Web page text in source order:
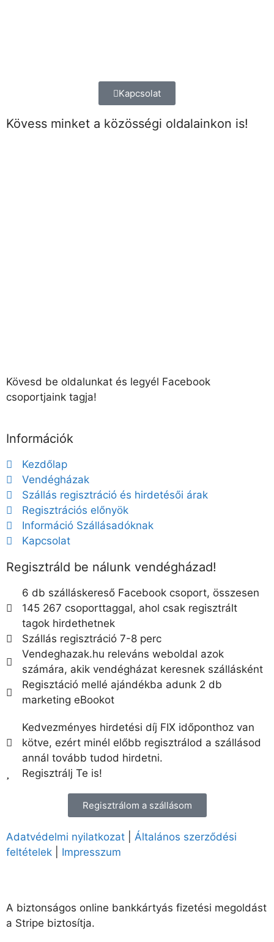
Kapcsolat
Kövess minket a közösségi oldalainkon is!
Kövesd be oldalunkat és legyél Facebook
csoportjaink tagja!
Információk
Kezdőlap
Vendégházak
Szállás regisztráció és hirdetésői árak
Regisztrációs előnyök
Információ Szállásadóknak
Kapcsolat
Regisztráld be nálunk vendégházad!
6 db szálláskereső Facebook csoport, összesen
145 267 csoporttaggal, ahol csak regisztrált
tagok hirdethetnek
Szállás regisztráció 7-8 perc
Vendeghazak.hu releváns weboldal azok
számára, akik vendégházat keresnek szállásként
Regisztáció mellé ajándékba adunk 2 db
marketing eBookot
Kedvezményes hirdetési díj FIX időponthoz van
kötve, ezért minél előbb regisztrálod a szállásod
annál tovább tudod hirdetni.
Regisztrálj Te is!
Regisztrálom a szállásom
Adatvédelmi nyilatkozat
Általános szerződési
feltételek
Impresszum
A biztonságos online bankkártyás fizetési megoldást
a Stripe biztosítja.